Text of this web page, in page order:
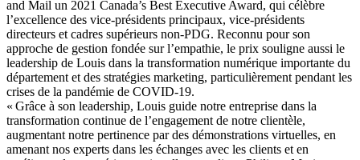
Partenaires
Fournisseurs
and Mail un 2021 Canada’s Best Executive Award, qui célèbre
l’excellence des vice-présidents principaux, vice-présidents
directeurs et cadres supérieurs non-PDG. Reconnu pour son
approche de gestion fondée sur l’empathie, le prix souligne aussi le
leadership de Louis dans la transformation numérique importante du
département et des stratégies marketing, particulièrement pendant les
crises de la pandémie de COVID-19.
« Grâce à son leadership, Louis guide notre entreprise dans la
transformation continue de l’engagement de notre clientèle,
augmentant notre pertinence par des démonstrations virtuelles, en
amenant nos experts dans les échanges avec les clients et en